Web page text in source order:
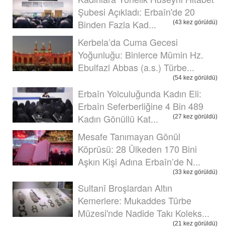
Şubesi Açıkladı: Erbaîn'de 20
Binden Fazla Kad...
(43 kez görüldü)
Kerbela’da Cuma Gecesi
Yoğunluğu: Binlerce Mümin Hz.
Ebulfazl Abbas (a.s.) Türbe...
(54 kez görüldü)
Erbaîn Yolculuğunda Kadın Eli:
Erbaîn Seferberliğine 4 Bin 489
Kadın Gönüllü Kat...
(27 kez görüldü)
Mesafe Tanımayan Gönül
Köprüsü: 28 Ülkeden 170 Bini
Aşkın Kişi Adına Erbaîn’de N...
(33 kez görüldü)
Sultanî Broşlardan Altın
Kemerlere: Mukaddes Türbe
Müzesi'nde Nadide Takı Koleks...
(21 kez görüldü)